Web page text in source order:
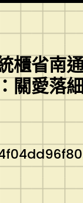
櫃省南
關愛落